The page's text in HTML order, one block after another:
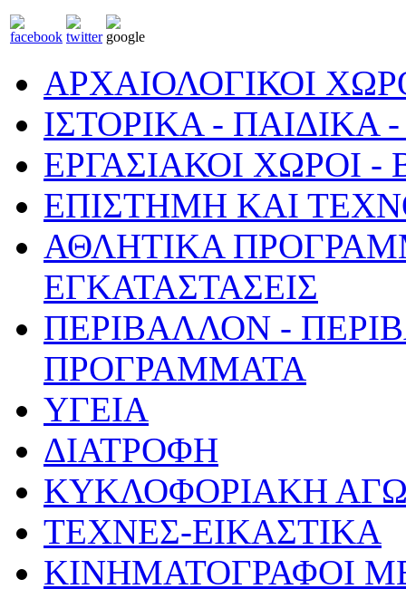
ΑΡΧΑΙΟΛΟΓΙΚΟΙ
ΙΣΤΟΡΙΚΑ -
ΕΡΓΑΣΙΑΚΟΙ ΧΩΡΟΙ
ΕΠΙΣΤΗΜΗ ΚΑΙ
ΑΘΛΗΤΙΚΑ
ΕΓΚΑΤΑΣΤΑΣΕΙΣ
ΠΕΡΙΒΑΛΛΟΝ -
ΠΡΟΓΡΑΜΜΑΤΑ
ΥΓΕΙΑ
ΔΙΑΤΡΟΦΗ
ΚΥΚΛΟΦΟΡΙΑΚΗ
ΤΕΧΝΕΣ-ΕΙΚΑΣΤΙΚΑ
ΚΙΝΗΜΑΤΟΓΡΑΦΟΙ